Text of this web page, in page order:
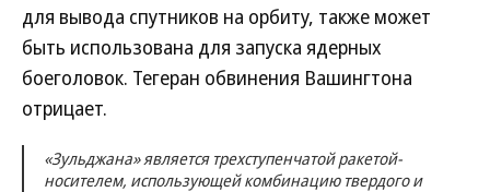
для вывода спутников на орбиту, также может
быть использована для запуска ядерных
боеголовок. Тегеран обвинения Вашингтона
отрицает.
«Зульджана» является трехступенчатой ракетой-
носителем, использующей комбинацию твердого и